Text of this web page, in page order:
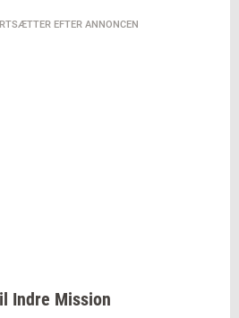
EFTER ANNONCEN
Indre Mission